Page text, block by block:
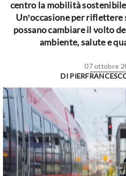
centro la mobilità
Un’occasione per riflettere
possano cambiare il volto
ambiente, salute e
07 ottobre
DI